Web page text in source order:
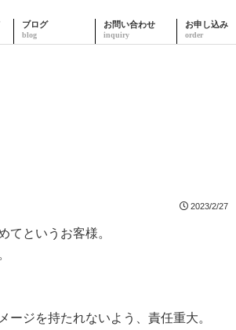
ブログ お問い合わせ お申し込み
2023/2/27
というお客様。
ージを持たれないよう、責任重大。